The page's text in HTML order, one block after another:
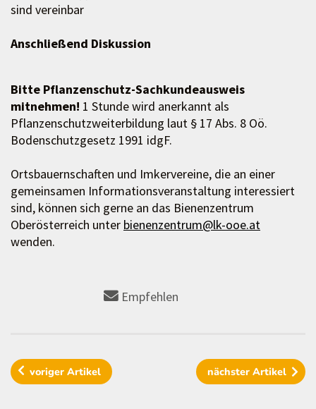
sind vereinbar
Anschließend Diskussion
Bitte Pflanzenschutz-Sachkundeausweis
mitnehmen! 1 Stunde wird anerkannt als
Pflanzenschutzweiterbildung laut § 17 Abs. 8 Oö.
Bodenschutzgesetz 1991 idgF.
Ortsbauernschaften und Imkervereine, die an einer
gemeinsamen Informationsveranstaltung interessiert
sind, können sich gerne an das Bienenzentrum
Oberösterreich unter bienenzentrum@lk-ooe.at
wenden.
Empfehlen
vorigerArtikel nächster Artikel